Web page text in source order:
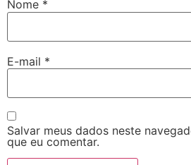
Nome *
E-mail *
Salvar meus dados neste
que eu comentar.